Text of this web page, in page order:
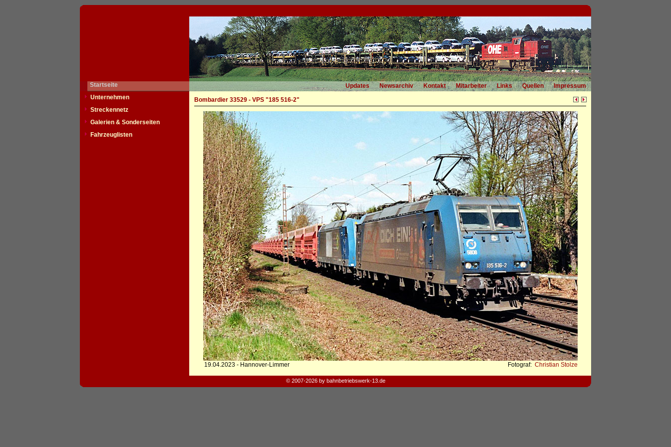
Startseite Updates Newsarchiv Kontakt Mitarbeiter Links Quellen
Impressum
Unternehmen
Streckennetz
Galerien & Sonderseiten
Fahrzeuglisten
Bombardier 33529 - VPS "185 516-2"
19.04.2023 - Hannover-Limmer Fotograf: Christian Stolze
© 2007-2026 by bahnbetriebswerk-13.de